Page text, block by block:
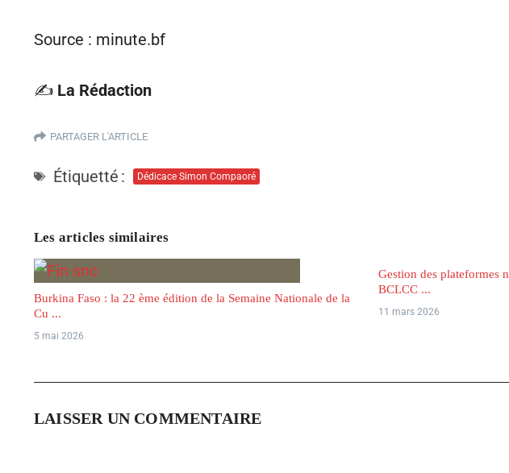
Source : minute.bf
✍️ La Rédaction
PARTAGER L'ARTICLE
Étiquetté : Dédicace Simon Compaoré
Les articles similaires
Burkina Faso : la 22 ème édition de la Semaine Nationale de la
Cu ...
5 mai 2026
Gestion des plateformes
BCLCC ...
11 mars 2026
LAISSER UN COMMENTAIRE